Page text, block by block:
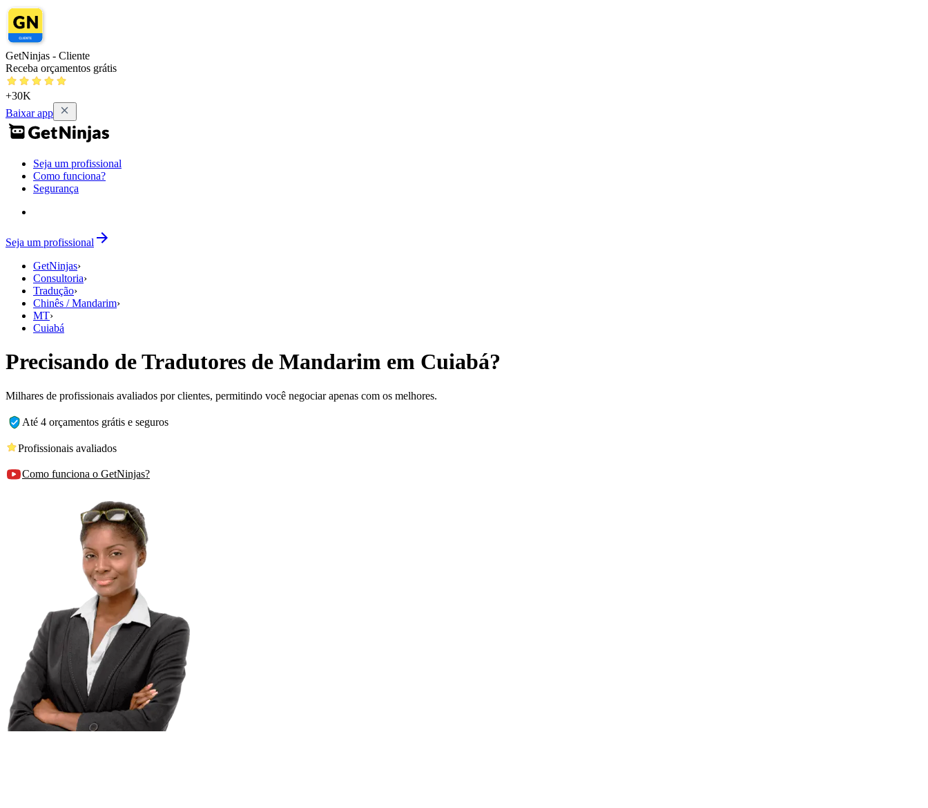
GetNinjas - Cliente
Receba orçamentos grátis
+30K
Baixar app
Seja um profissional
Como funciona?
Segurança
Seja um profissional
GetNinjas›
Consultoria›
Tradução›
Chinês / Mandarim›
MT›
Cuiabá
Precisando de Tradutores de Mandarim em Cuiabá?
Milhares de profissionais avaliados por clientes, permitindo você negociar apenas com os melhores.
Até 4 orçamentos grátis e seguros
Profissionais avaliados
Como funciona o GetNinjas?